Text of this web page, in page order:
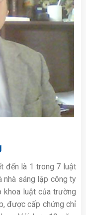
đến là 1 trong 7 luật
nhà sáng lập công ty
khoa luật của trường
được cấp chứng chỉ